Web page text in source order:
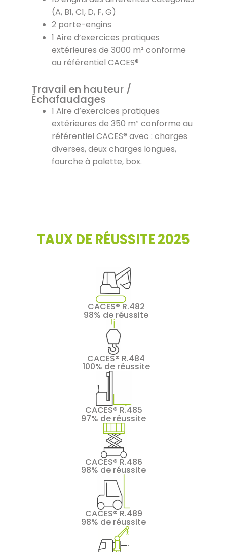
(A, B1, C1, D, F, G)
2 porte-engins
1 Aire d’exercices pratiques
extérieures de 3000 m² conforme
au référentiel CACES®
Travail en hauteur /
Échafaudages
1 Aire d’exercices pratiques
extérieures de 350 m² conforme au
référentiel CACES® avec : charges
diverses, deux charges longues,
fourche à palette, box.
TAUX DE RÉUSSITE 2025
CACES® R.482
98% de réussite
CACES® R.484
100% de réussite
CACES® R.485
97% de réussite
CACES® R.486
98% de réussite
CACES® R.489
98% de réussite